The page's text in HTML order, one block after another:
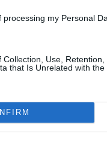
processing my Personal
Collection, Use,
that Is Unrelated with